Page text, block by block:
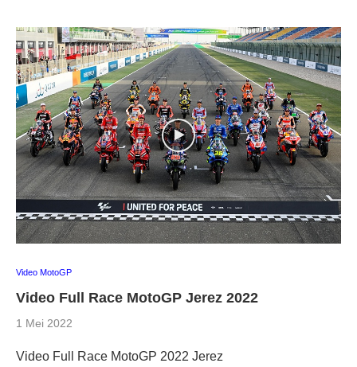
Video MotoGP
Video Full Race MotoGP Jerez 2022
1 Mei 2022
Video Full Race MotoGP 2022 Jerez